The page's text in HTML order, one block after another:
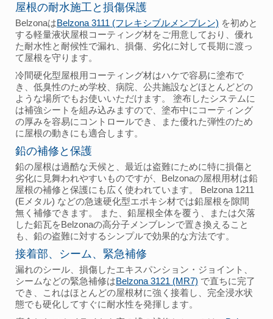
屋根の耐水施工と損傷保護
BelzonaはBelzona 3111 (フレキシブルメンブレン) を初めと
する軽量液状屋根コーティング材をご用意しており、優れ
た耐水性と耐候性で漏れ、損傷、劣化に対して長期に渡っ
て屋根を守ります。
冷間硬化型屋根用コーティング材はハケで容易に塗布で
き、低臭性のため学校、病院、公共施設などほとんどどの
ような場所でもお使いいただけます。 塗布したシステムに
は補強シートを組み込みますので、塗布中にコーティング
の厚みを容易にコントロールでき、また優れた弾性のため
に屋根の動きにも適合します。
鉛の補修と保護
鉛の屋根は過酷な天候と、最近は盗難にために特に損傷と
劣化に見舞われやすいものですが、Belzonaの屋根用材は鉛
屋根の補修と保護にも広く使われています。 Belzona 1211
(Eメタル) などの急速硬化型エポキシ材では鉛屋根を隙間
無く補修できます。 また、鉛屋根全体を覆う、または欠落
した鉛瓦をBelzonaの高分子メンブレンで置き換えること
も、鉛の盗難に対するシンプルで効果的な方法です。
接着部、シーム、緊急補修
漏れのシール、損傷したエキスパンション・ジョイント、
シームなどの緊急補修はBelzona 3121 (MR7) で直ちに完了
でき、これはほとんどの屋根材に強く接着し、完全浸水状
態でも硬化してすぐに耐水性を発揮します。